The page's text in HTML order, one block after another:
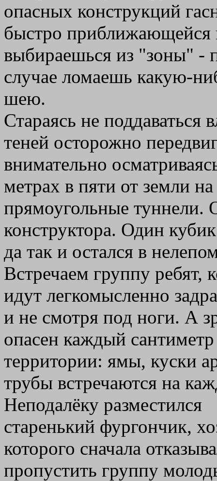
опасных конструкций
быстро приближающейся
выбираешься из "зоны" -
случае ломаешь какую-
шею.
Стараясь не
теней осторожно
внимательно
метрах в пяти от земли
прямоугольные туннели.
конструктора. Один кубик
да так и остался в
Встречаем группу ребят,
идут легкомысленно
и не смотря под ноги. А
опасен каждый сантиметр
территории: ямы, куски
трубы встречаются на
Неподалёку разместился
старенький фургончик,
которого сначала
пропустить группу